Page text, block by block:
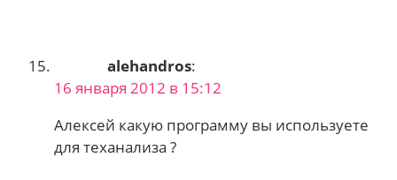
alehandros:
16 января 2012 в 15:12
Алексей какую программу вы используете
для теханализа ?